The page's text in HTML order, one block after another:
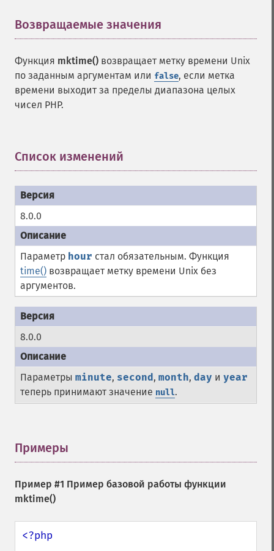
Возвращаемые значения
Функция mktime() возвращает метку времени Unix
по заданным аргументам или false, если метка
времени выходит за пределы диапазона целых
чисел PHP.
Список изменений
8.0.0
Параметр hour стал обязательным. Функция
time() возвращает метку времени Unix без
аргументов.
8.0.0
Параметры minute, second, month, day и year
теперь принимают значение null.
Примеры
Пример #1 Пример базовой работы функции
mktime()
<?php